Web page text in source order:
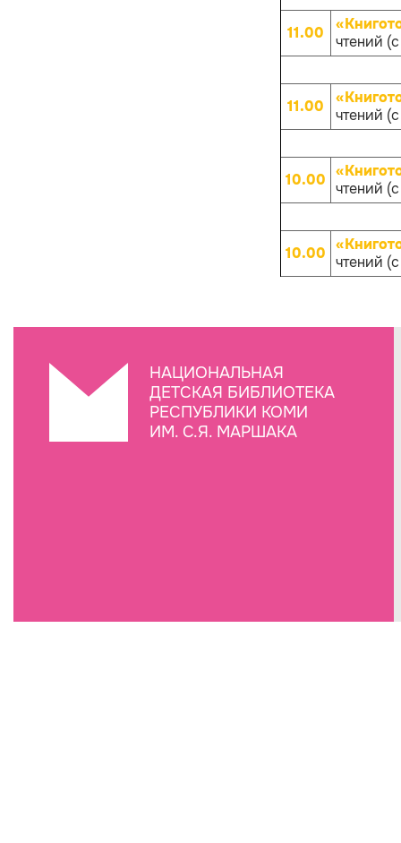
11.00
чтений
11.00
чтений
10.00 чтений
10.00 чтений
НАЦИОНАЛЬНАЯ
ДЕТСКАЯ БИБЛИОТЕКА
РЕСПУБЛИКИ КОМИ
ИМ. С.Я. МАРШАКА